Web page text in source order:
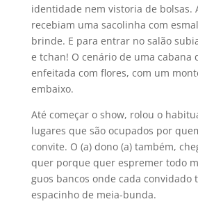
identidade nem vistoria de bolsas.
recebiam uma sacolinha com
brinde. E para entrar no salão
e tchan! O cenário de uma cabana
enfeitada com flores, com um
embaixo.
Até começar o show, rolou o
lugares que são ocupados por
convite. O (a) dono (a) também,
quer porque quer espremer todo
guos bancos onde cada convidado
espacinho de meia-bunda.